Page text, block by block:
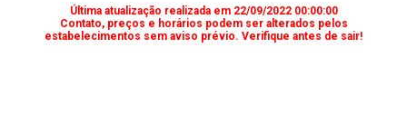
Última atualização realizada em 22/09/2022 00:00:00
Contato, preços e horários podem ser alterados pelos
estabelecimentos sem aviso prévio. Verifique antes de sair!